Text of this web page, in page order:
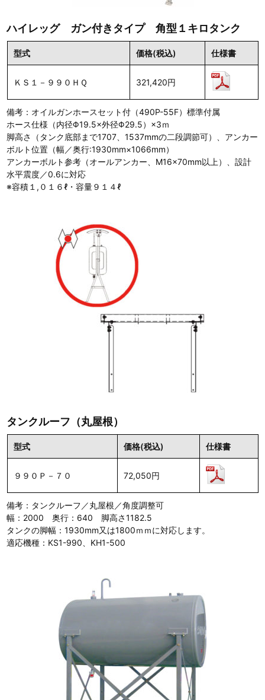
ハイレッグ ガン付きタイプ 角型１キロタンク
型式 価格(税込) 仕様書
ＫＳ１－９９０ＨＱ 321,420円
備考：オイルガンホースセット付（490P-55F）標準付属
ホース仕様（内径Φ19.5×外径Φ29.5）×3ｍ
脚高さ（タンク底部まで1707、1537mmの二段調節可）、アンカー
ボルト位置（幅／奥行:1930mm×1066mm）
アンカーボルト参考（オールアンカー、M16×70mm以上）、設計
水平震度／0.6に対応
※容積１,０１６ℓ・容量９１４ℓ
タンクルーフ（丸屋根）
型式 価格(税込) 仕様書
９９０Ｐ－７０ 72,050円
備考：タンクルーフ／丸屋根／角度調整可
幅：2000 奥行：640 脚高さ1182.5
タンクの脚幅：1930mm又は1800ｍｍに対応します。
適応機種：KS1-990、KH1-500